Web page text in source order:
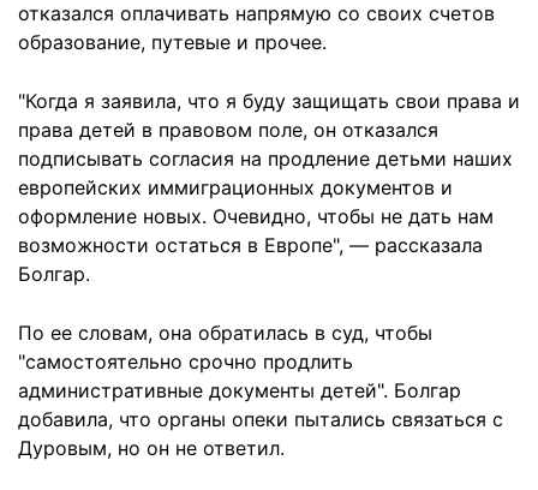
отказался оплачивать напрямую со своих счетов
образование, путевые и прочее.
"Когда я заявила, что я буду защищать свои права и
права детей в правовом поле, он отказался
подписывать согласия на продление детьми наших
европейских иммиграционных документов и
оформление новых. Очевидно, чтобы не дать нам
возможности остаться в Европе", — рассказала
Болгар.
По ее словам, она обратилась в суд, чтобы
"самостоятельно срочно продлить
административные документы детей". Болгар
добавила, что органы опеки пытались связаться с
Дуровым, но он не ответил.